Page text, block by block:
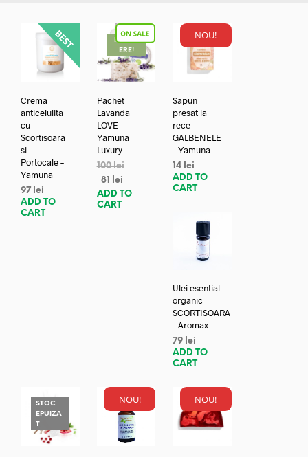
Crema
anticelulita
cu
Scortisoara
si
Portocale –
Yamuna
97 lei
ADD TO
CART
REDUC
ERE!
Pachet
Lavanda
LOVE –
Yamuna
Luxury
100lei
81
lei
ADD TO
CART
NOU!
Sapun
presat la
rece
GALBENELE
– Yamuna
14 lei
ADD TO
CART
Ulei esential
organic
SCORTISOARA
– Aromax
79 lei
ADD TO
CART
STOC
EPUIZA
T
NOU! NOU!